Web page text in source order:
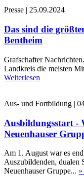
Presse | 25.09.2024
Das sind die
Bentheim
Grafschafter
Landkreis die meisten
Weiterlesen
Aus- und Fortbildung |
Ausbildungsstart -
Neuenhauser
Am 1. August war es
Auszubildenden, dualen
Neuenhauser Gruppe...